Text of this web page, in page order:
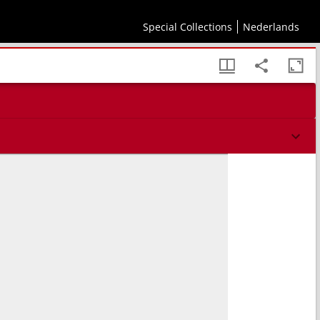
Special Collections Nederlands